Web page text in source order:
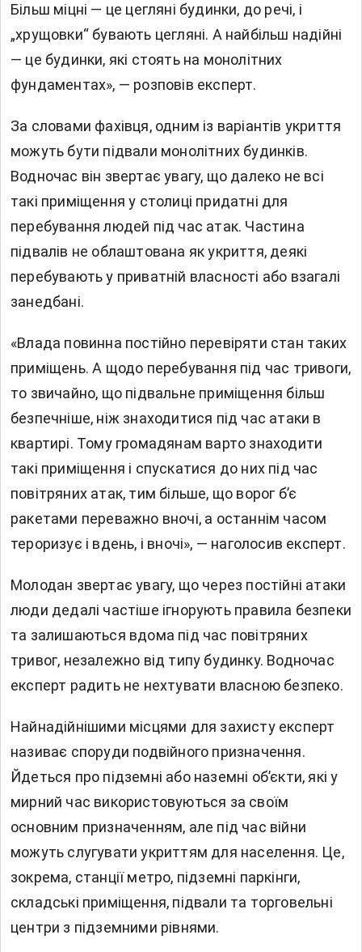
Більш міцні — це цегляні будинки, до речі, і
„хрущовки“ бувають цегляні. А найбільш надійні
— це будинки, які стоять на монолітних
фундаментах», — розповів експерт.
За словами фахівця, одним із варіантів укриття
можуть бути підвали монолітних будинків.
Водночас він звертає увагу, що далеко не всі
такі приміщення у столиці придатні для
перебування людей під час атак. Частина
підвалів не облаштована як укриття, деякі
перебувають у приватній власності або взагалі
занедбані.
«Влада повинна постійно перевіряти стан таких
приміщень. А щодо перебування під час тривоги,
то звичайно, що підвальне приміщення більш
безпечніше, ніж знаходитися під час атаки в
квартирі. Тому громадянам варто знаходити
такі приміщення і спускатися до них під час
повітряних атак, тим більше, що ворог б’є
ракетами переважно вночі, а останнім часом
тероризує і вдень, і вночі», — наголосив експерт.
Молодан звертає увагу, що через постійні атаки
люди дедалі частіше ігнорують правила безпеки
та залишаються вдома під час повітряних
тривог, незалежно від типу будинку. Водночас
експерт радить не нехтувати власною безпеко.
Найнадійнішими місцями для захисту експерт
називає споруди подвійного призначення.
Йдеться про підземні або наземні об’єкти, які у
мирний час використовуються за своїм
основним призначенням, але під час війни
можуть слугувати укриттям для населення. Це,
зокрема, станції метро, підземні паркінги,
складські приміщення, підвали та торговельні
центри з підземними рівнями.